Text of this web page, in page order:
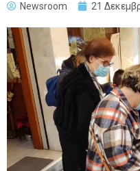
Newsroom 21